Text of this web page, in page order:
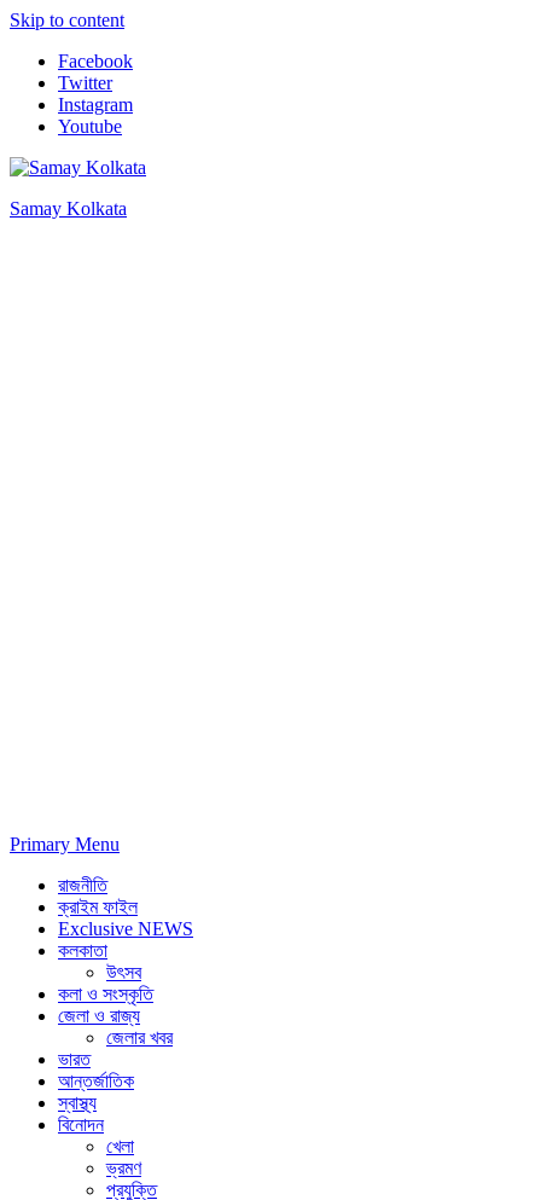
Skip to content
Facebook
Twitter
Instagram
Youtube
Samay Kolkata
Primary Menu
রাজনীতি
ক্রাইম ফাইল
Exclusive NEWS
কলকাতা
উৎসব
কলা ও সংস্কৃতি
জেলা ও রাজ্য
জেলার খবর
ভারত
আন্তর্জাতিক
স্বাস্থ্য
বিনোদন
খেলা
ভ্রমণ
প্রযুক্তি